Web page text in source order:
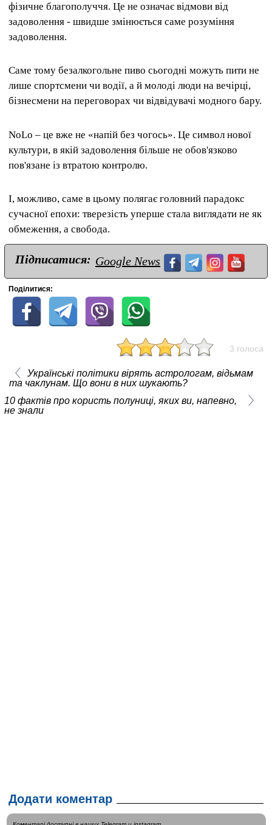
фізичне благополуччя. Це не означає відмови від
задоволення - швидше змінюється саме розуміння
задоволення.
Саме тому безалкогольне пиво сьогодні можуть пити не
лише спортсмени чи водії, а й молоді люди на вечірці,
бізнесмени на переговорах чи відвідувачі модного бару.
NoLo – це вже не «напій без чогось». Це символ нової
культури, в якій задоволення більше не обов'язково
пов'язане із втратою контролю.
І, можливо, саме в цьому полягає головний парадокс
сучасної епохи: тверезість уперше стала виглядати не як
обмеження, а свобода.
Підписатися: Google News
Поділитися:
3 голоса
Українські політики вірять астрологам, відьмам
та чаклунам. Що вони в них шукають?
10 фактів про користь полуниці, яких ви, напевно,
не знали
Додати коментар